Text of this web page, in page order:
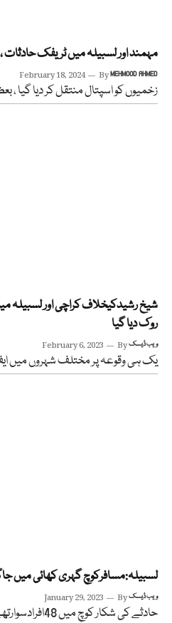
مہمند اور لسبیلہ میں ٹریفک حادثات ، 10 افراد جاں بحق ، متعدد
February 18, 2024 ByMEHMOOD AHMED
زخمیوں کو اسپتال منتقل کر دیا گیا
شیخ رشیدکیخلاف کراچی اور لسبیلہ
روک دیا گیا
February 6, 2023 Byویب ڈیسک
یک ہی وقوعہ پر مختلف شہروں میں
لسبیلہ:مسافرکوچ گہری کھائی میں جاگری،40افراد
January 29, 2023 Byویب ڈیسک
حادثے کی شکار کوچ میں 48افرادسوارتھے